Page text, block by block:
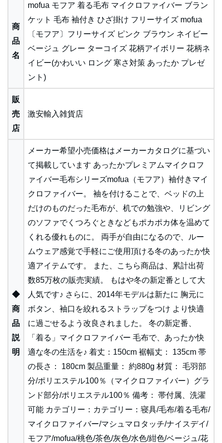
商
品
名
mofua モフア 着る毛布 マイクロファイバー ブラン
ケット 毛布 袖付き ひざ掛け フリーサイズ mofua
〔モフア〕フリーサイズ ピンク ブラウン ネイビー
ベージュ グレー ターコイズ 花柄アイボリー 花柄ネ
イビー(かわいい ロング 寒さ対策 あったか プレゼ
ント)
販
売
店
激安輸入雑貨店
◆
商
品
説
明
メーカー希望小売価格はメーカーカタログに基づい
て掲載しています あったかプレミアムマイクロフ
ァイバー毛布シリーズmofua（モフア）袖付きマイ
クロファイバー。 袖を付けることで、ベッドの上
だけのものだった毛布が、机での勉強や、リビング
のソファでくつろぐときなどもポカポカ体を温めて
くれる優れものに。 両手が自由になるので、ルー
ムウェア感覚で手軽にご使用頂ける冬のあったか快
適アイテムです。 また、こちら商品は、累計出荷
数85万枚の販売実績。 もはや冬の新定番として大
人気です♪ さらに、2014年モデルは新たに 胸元に
ボタン、袖口を絞れるストラップをつけ より快適
に過ごせるよう改良されました。 冬の新定番、
「着る」マイクロファイバー 毛布で、あったか快
適な冬の生活を♪ 着丈：150cm 裾幅丈： 135cm 帯
の長さ： 180cm 製品重量： 約880g 材質： 毛羽部
分/ポリエステル100％（マイクロファイバー）グラ
ンド部分/ポリエステル100％ 備考： 帯付属、洗濯
可能 カテゴリー：カテゴリー：寝具/毛布/着る毛布/
マイクロファイバー/マシュマロタッチ/ナイスデイ/
モフア/mofua/桃色/茶色/灰色/水色/紺色/ベージュ/花